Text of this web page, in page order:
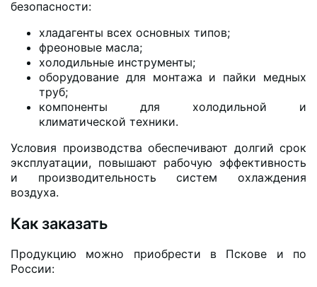
безопасности:
хладагенты всех основных типов;
фреоновые масла;
холодильные инструменты;
оборудование для монтажа и пайки медных
труб;
компоненты для холодильной и
климатической техники.
Условия производства обеспечивают долгий срок
эксплуатации, повышают рабочую эффективность
и производительность систем охлаждения
воздуха.
Как заказать
Продукцию можно приобрести в Пскове и по
России: